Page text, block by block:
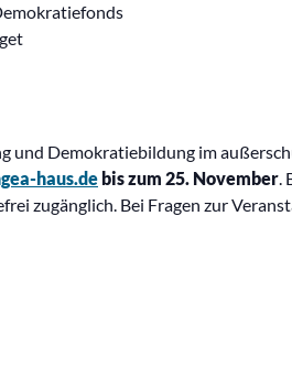
und Demokratiebildung im
haus.de bis zum 25. November.
zugänglich. Bei Fragen zur